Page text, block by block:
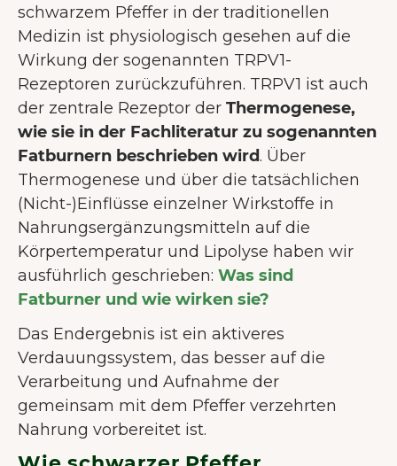
schwarzem Pfeffer in der traditionellen
Medizin ist physiologisch gesehen auf die
Wirkung der sogenannten TRPV1-
Rezeptoren zurückzuführen. TRPV1 ist auch
der zentrale Rezeptor der Thermogenese,
wie sie in der Fachliteratur zu sogenannten
Fatburnern beschrieben wird. Über
Thermogenese und über die tatsächlichen
(Nicht-)Einflüsse einzelner Wirkstoffe in
Nahrungsergänzungsmitteln auf die
Körpertemperatur und Lipolyse haben wir
ausführlich geschrieben: Was sind
Fatburner und wie wirken sie?
Das Endergebnis ist ein aktiveres
Verdauungssystem, das besser auf die
Verarbeitung und Aufnahme der
gemeinsam mit dem Pfeffer verzehrten
Nahrung vorbereitet ist.
WILLKOMMEN BEI JUNAI.
Unsere Website verwendet Cookies
um dir das bestmögliche